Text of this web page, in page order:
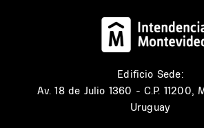
Edificio Sede:
Av. 18 de Julio 1360 - C.P. 11200,
Uruguay